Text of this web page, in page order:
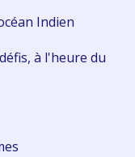
Indien
à l'heure du